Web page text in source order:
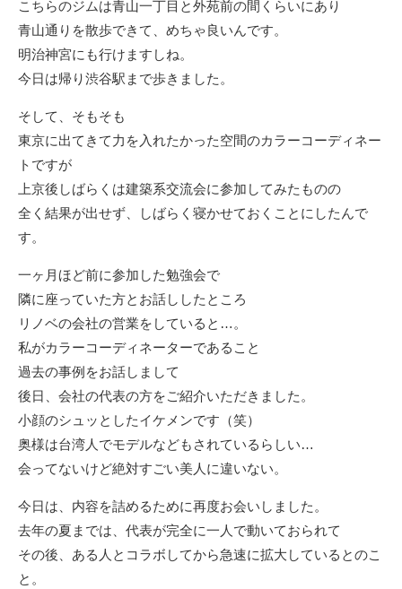
こちらのジムは青山一丁目と外苑前の間くらいにあり
青山通りを散歩できて、めちゃ良いんです。
明治神宮にも行けますしね。
今日は帰り渋谷駅まで歩きました。
そして、そもそも
東京に出てきて力を入れたかった空間のカラーコーディネー
トですが
上京後しばらくは建築系交流会に参加してみたものの
全く結果が出せず、しばらく寝かせておくことにしたんで
す。
一ヶ月ほど前に参加した勉強会で
隣に座っていた方とお話ししたところ
リノベの会社の営業をしていると…。
私がカラーコーディネーターであること
過去の事例をお話しまして
後日、会社の代表の方をご紹介いただきました。
小顔のシュッとしたイケメンです（笑）
奥様は台湾人でモデルなどもされているらしい…
会ってないけど絶対すごい美人に違いない。
今日は、内容を詰めるために再度お会いしました。
去年の夏までは、代表が完全に一人で動いておられて
その後、ある人とコラボしてから急速に拡大しているとのこ
と。